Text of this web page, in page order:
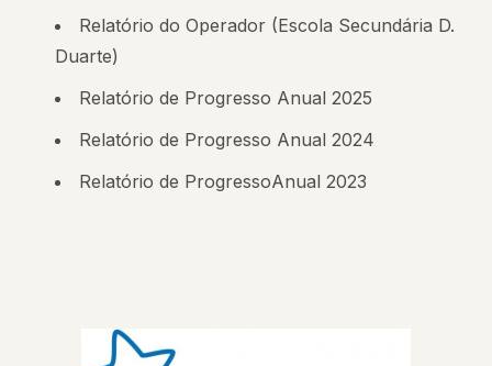
Relatório do Operador (Escola Secundária D.
Duarte)
Relatório de Progresso Anual 2025
Relatório de Progresso Anual 2024
Relatório de ProgressoAnual 2023